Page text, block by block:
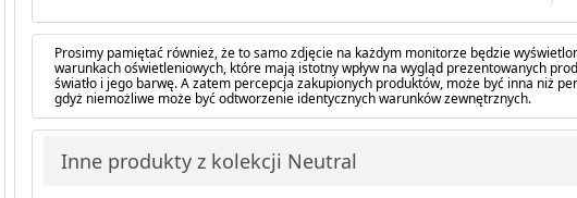
Prosimy pamiętać również, że to samo zdjęcie na każdym monitorze będzie
warunkach oświetleniowych, które mają istotny wpływ na wygląd prezentowanych
światło i jego barwę. A zatem percepcja zakupionych produktów, może być inna niż
gdyż niemożliwe może być odtworzenie identycznych warunków zewnętrznych.
Inne produkty z kolekcji Neutral